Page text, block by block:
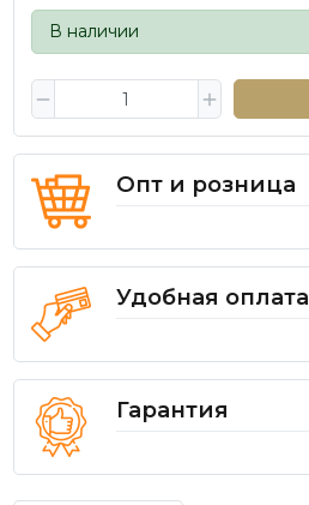
В наличии
Опт и розница
Удобная оплата
Гарантия